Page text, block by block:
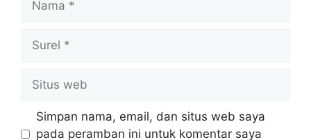
web
Simpan nama, email, dan situs web saya
pada peramban ini untuk komentar saya